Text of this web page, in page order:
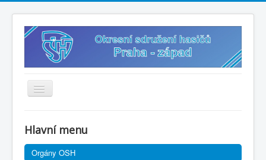
Hlavní menu
Orgány OSH